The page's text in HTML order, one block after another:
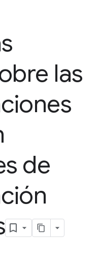
las
de